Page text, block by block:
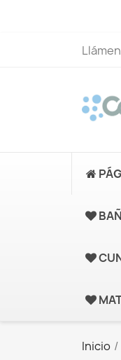
Inicio